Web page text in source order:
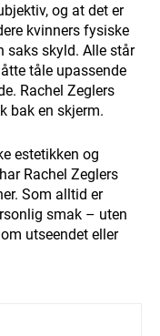
og at det er
kvinners fysiske
saks skyld. Alle står
tåle upassende
Rachel Zeglers
bak en skjerm.
estetikken og
Rachel Zeglers
Som alltid er
smak – uten
utseendet eller